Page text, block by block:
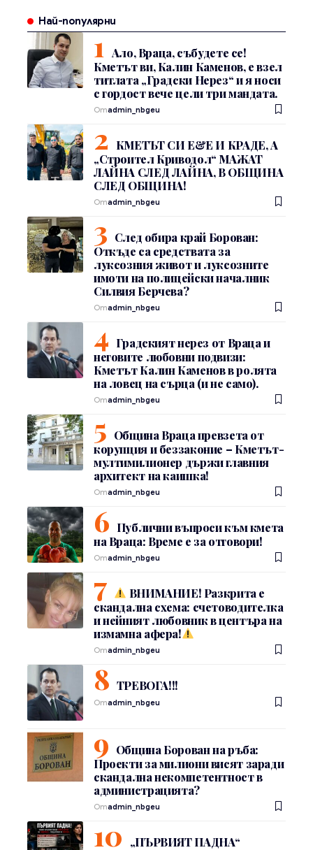
Най-популярни
Ало, Враца, събудете се!
Кметът ви, Калин Каменов, е взел
титлата „Градски Нерез“ и я носи
с гордост вече цели три мандата.
Отadmin_nbgeu
КМЕТЪТ СИ Е&Е И КРАДЕ, А
„Строител Криводол“ МАЖАТ
ЛАЙНА СЛЕД ЛАЙНА, В ОБЩИНА
СЛЕД ОБЩИНА!
Отadmin_nbgeu
След обира край Борован:
Откъде са средствата за
луксозния живот и луксозните
имоти на полицейски началник
Силвия Берчева?
Отadmin_nbgeu
Градският нерез от Враца и
неговите любовни подвизи:
Кметът Калин Каменов в ролята
на ловец на сърца (и не само).
Отadmin_nbgeu
Община Враца превзета от
корупция и беззаконие – Кметът-
мултимилионер държи главния
архитект на каишка!
Отadmin_nbgeu
Публични въпроси към кмета
на Враца: Време е за отговори!
Отadmin_nbgeu
ВНИМАНИЕ! Разкрита е
скандална схема: счетоводителка
и нейният любовник в центъра на
измамна афера!
Отadmin_nbgeu
ТРЕВОГА!!!
Отadmin_nbgeu
Община Борован на ръба:
Проекти за милиони висят заради
скандална некомпетентност в
администрацията?
Отadmin_nbgeu
„ПЪРВИЯТ ПАДНА“